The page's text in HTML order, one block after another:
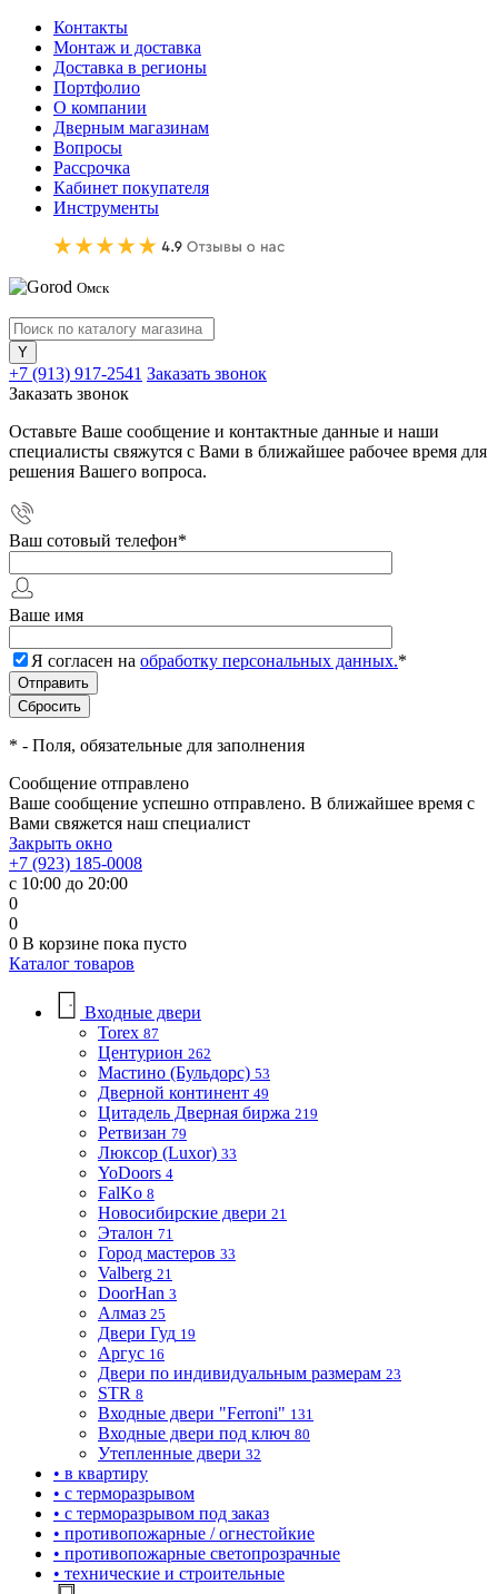
Контакты
Монтаж и доставка
Доставка в регионы
Портфолио
О компании
Дверным магазинам
Вопросы
Рассрочка
Кабинет покупателя
Инструменты
Омск
+7 (913) 917-2541 Заказать звонок
Заказать звонок
Оставьте Ваше сообщение и контактные данные и наши
специалисты свяжутся с Вами в ближайшее рабочее время для
решения Вашего вопроса.
Ваш сотовый телефон*
Ваше имя
Я согласен на обработку персональных данных.*
* - Поля, обязательные для заполнения
Сообщение отправлено
Ваше сообщение успешно отправлено. В ближайшее время с
Вами свяжется наш специалист
Закрыть окно
+7 (923) 185-0008
с 10:00 до 20:00
0
0
0 В корзине пока пусто
Каталог товаров
Входные двери
Torex 87
Центурион 262
Мастино (Бульдорс) 53
Дверной континент 49
Цитадель Дверная биржа 219
Ретвизан 79
Люксор (Luxor) 33
YoDoors 4
FalKo 8
Новосибирские двери 21
Эталон 71
Город мастеров 33
Valberg 21
DoorHan 3
Алмаз 25
Двери Гуд 19
Аргус 16
Двери по индивидуальным размерам 23
STR 8
Входные двери "Ferroni" 131
Входные двери под ключ 80
Утепленные двери 32
• в квартиру
• с терморазрывом
• с терморазрывом под заказ
• противопожарные / огнестойкие
• противопожарные светопрозрачные
• технические и строительные